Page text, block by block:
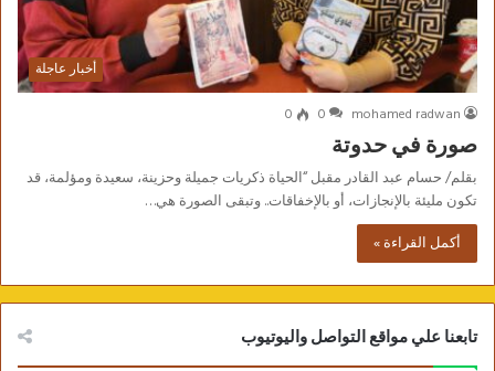
أخبار عاجلة
mohamed radwan
0
0
صورة في حدوتة
بقلم/ حسام عبد القادر مقبل “الحياة ذكريات جميلة وحزينة، سعيدة ومؤلمة، قد
تكون مليئة بالإنجازات، أو بالإخفاقات.. وتبقى الصورة هي…
أكمل القراءة »
تابعنا علي مواقع التواصل واليوتيوب